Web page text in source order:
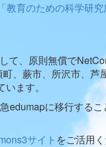
教育のための科学研究
て、原則無償で
、蕨市、所沢市、芦
ます。
edumapに移行するこ
サイト をご活用く